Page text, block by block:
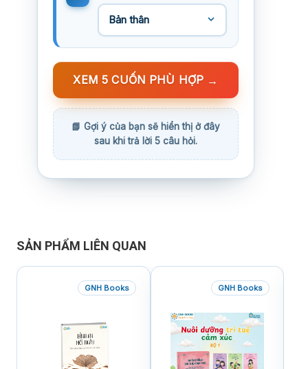
XEM 5 CUỐN PHÙ HỢP →
SẢN PHẨM LIÊN QUAN
GNH Books GNH Books